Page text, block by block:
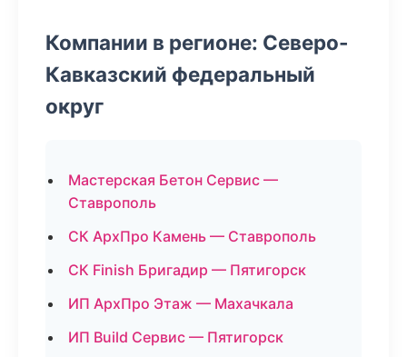
Компании в регионе: Северо-
Кавказский федеральный
округ
Мастерская Бетон Сервис —
Ставрополь
СК АрхПро Камень — Ставрополь
СК Finish Бригадир — Пятигорск
ИП АрхПро Этаж — Махачкала
ИП Build Сервис — Пятигорск